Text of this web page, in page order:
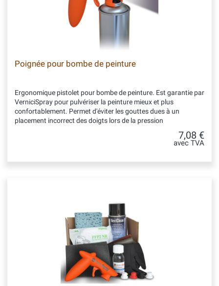
Poignée pour bombe de peinture
Ergonomique pistolet pour bombe de peinture. Est garantie par
VerniciSpray pour pulvériser la peinture mieux et plus
confortablement. Permet d'éviter les gouttes dues à un
placement incorrect des doigts lors de la pression
7,08 €
avec TVA